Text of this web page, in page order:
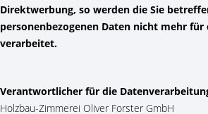
Direktwerbung, so werden die Sie
personenbezogenen Daten nicht mehr für
verarbeitet.
Verantwortlicher für die
Holzbau-Zimmerei Oliver Forster GmbH